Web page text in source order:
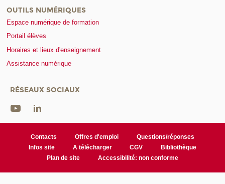
OUTILS NUMÉRIQUES
Espace numérique de formation
Portail élèves
Horaires et lieux d'enseignement
Assistance numérique
RÉSEAUX SOCIAUX
Contacts Offres d'emploi
Questions/réponses
Infos site
A télécharger CGV
Bibliothèque
Plan de site
Accessibilité: non conforme